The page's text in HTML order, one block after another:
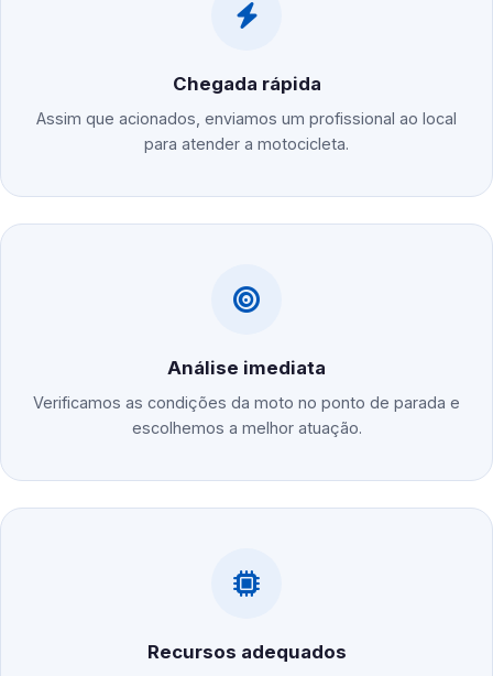
Chegada rápida
Assim que acionados, enviamos um profissional ao local
para atender a motocicleta.
Análise imediata
Verificamos as condições da moto no ponto de parada e
escolhemos a melhor atuação.
Recursos adequados